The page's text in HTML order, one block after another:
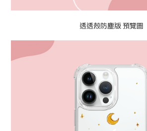
透透殼防塵版 預覽圖